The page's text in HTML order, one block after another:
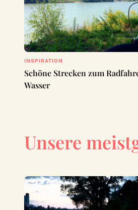
INSPIRATION
Schöne Strecken zum
Wasser
Unsere